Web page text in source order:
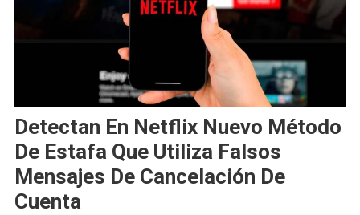
Detectan En Netflix Nuevo Método
De Estafa Que Utiliza Falsos
Mensajes De Cancelación De
Cuenta